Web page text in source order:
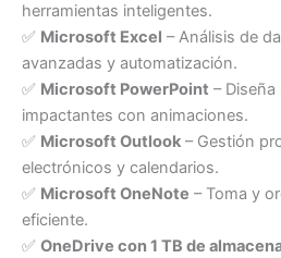
herramientas inteligentes.
✅ Microsoft Excel – Análisis de
avanzadas y automatización.
✅ Microsoft PowerPoint –
impactantes con animaciones.
✅ Microsoft Outlook – Gestión
electrónicos y calendarios.
✅ Microsoft OneNote – Toma y
eficiente.
✅ OneDrive con 1 TB de